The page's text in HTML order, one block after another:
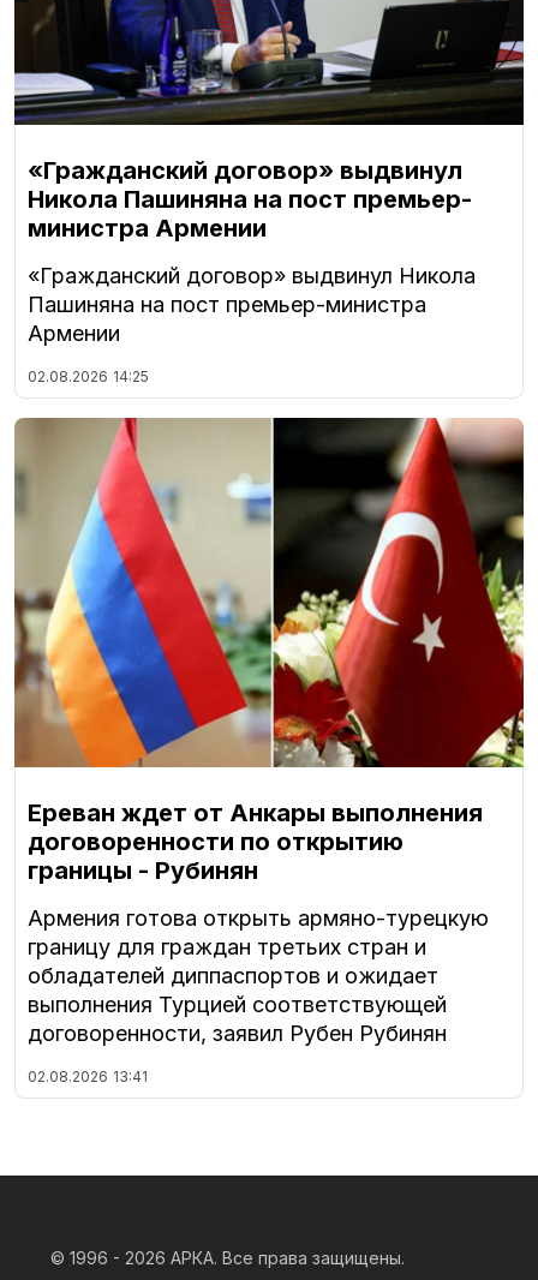
«Гражданский договор» выдвинул
Никола Пашиняна на пост премьер-
министра Армении
«Гражданский договор» выдвинул Никола
Пашиняна на пост премьер-министра
Армении
02.08.2026 14:25
Ереван ждет от Анкары выполнения
договоренности по открытию
границы - Рубинян
Армения готова открыть армяно-турецкую
границу для граждан третьих стран и
обладателей диппаспортов и ожидает
выполнения Турцией соответствующей
договоренности, заявил Рубен Рубинян
02.08.2026 13:41
© 1996 - 2026 АРКА. Все права защищены.